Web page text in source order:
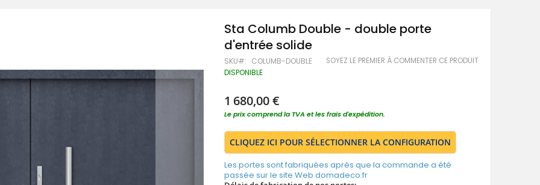
Sta Columb Double - double porte
d'entrée solide
SKU COLUMB-DOUBLE SOYEZ LE PREMIER À COMMENTER CE PRODUIT
DISPONIBLE
1 680,00 €
Le prix comprend la TVA et les frais d'expédition.
CLIQUEZ ICI POUR SÉLECTIONNER LA CONFIGURATION
Les portes sont fabriquées après que la commande a été
passée sur le site Web domadeco.fr